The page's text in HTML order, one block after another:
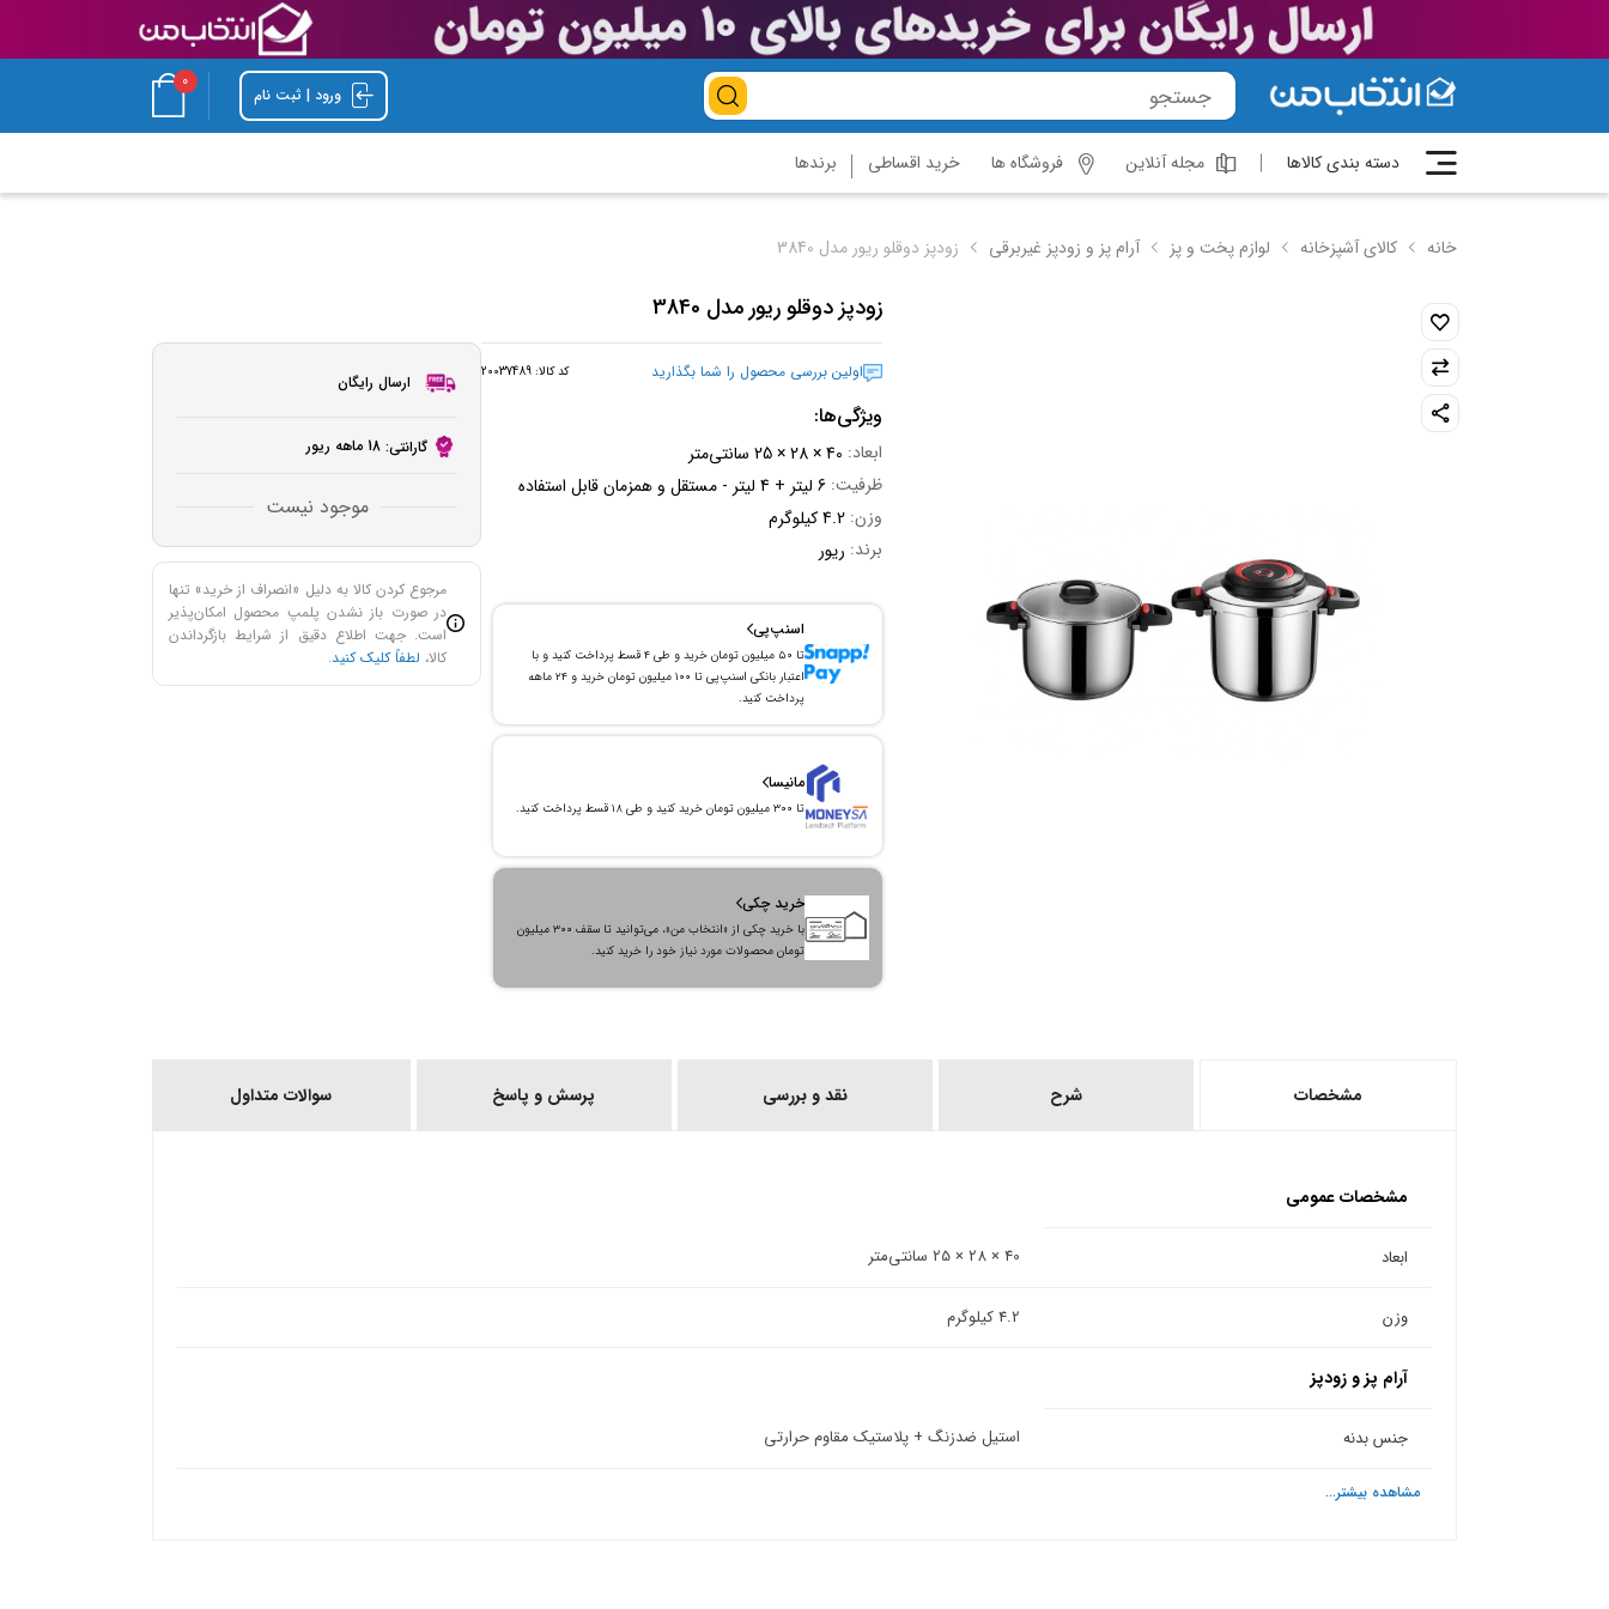
ورود | ثبت نام
0
دسته بندی کالاها مجله آنلاین فروشگاه ها خرید اقساطی برندها
خانه کالای آشپزخانه لوازم پخت و پز آرام پز و زودپز غیربرقی زودپز دوقلو ریور مدل 3840
زودپز دوقلو ریور مدل 3840
اولین بررسی محصول را شما بگذارید کد کالا: 20037489
ویژگی‌ها:
ابعاد: 40 × 28 × 25 سانتی‌متر
ظرفیت: 6 لیتر + 4 لیتر - مستقل و همزمان قابل استفاده
وزن: 4.2 کیلوگرم
برند: ریور
اسنپ‌پی
تا ۵۰ میلیون تومان خرید و طی ۴ قسط پرداخت کنید و با
اعتبار بانکی اسنپ‌پی تا ۱۰۰ میلیون تومان خرید و ۲۴ ماهه
پرداخت کنید.
مانیسا
تا ۳۰۰ میلیون تومان خرید کنید و طی ۱۸ قسط پرداخت کنید.
خرید چکی
با خرید چکی از «انتخاب من»، می‌توانید تا سقف ۳۰۰ میلیون
تومان محصولات مورد نیاز خود را خرید کنید.
ارسال رایگان
گارانتی: 18 ماهه ریور
موجود نیست
مرجوع کردن کالا به دلیل «انصراف از خرید» تنها
در صورت باز نشدن پلمپ محصول امکان‌پذیر
است. جهت اطلاع دقیق از شرایط بازگرداندن
کالا، لطفاً کلیک کنید.
مشخصات شرح نقد و بررسی پرسش و پاسخ سوالات متداول
مشخصات عمومی
ابعاد 40 × 28 × 25 سانتی‌متر
وزن 4.2 کیلوگرم
آرام پز و زودپز
جنس بدنه استیل ضدزنگ + پلاستیک مقاوم حرارتی
مشاهده بیشتر...